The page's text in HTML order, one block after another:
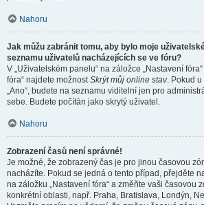
Nahoru
Jak můžu zabránit tomu, aby bylo moje
seznamu uživatelů nacházejících se ve fóru?
V „Uživatelském panelu“ na záložce „Nastavení
fóra“ najdete možnostSkrýt můj online stav. Pokud u
„Ano“, budete na seznamu viditelní jen pro
sebe. Budete počítán jako skrytý uživatel.
Nahoru
Zobrazení časů není správné!
Je možné, že zobrazený čas je pro jinou časovou
nacházíte. Pokud se jedná o tento případ, přejděte
na záložku „Nastavení fóra“ a změňte vaši časovou
konkrétní oblasti, např. Praha, Bratislava, Londýn,